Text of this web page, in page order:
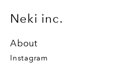
Neki inc.
About
Instagram